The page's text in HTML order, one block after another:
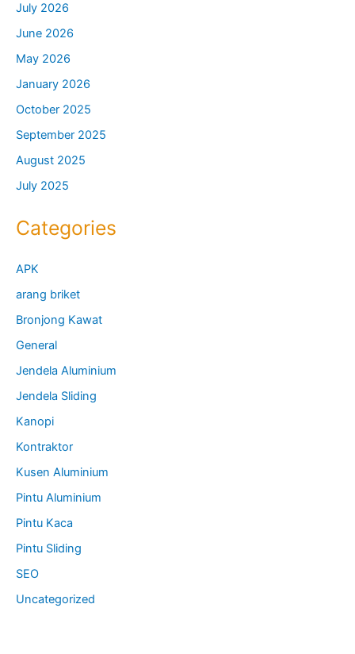
July 2026
June 2026
May 2026
January 2026
October 2025
September 2025
August 2025
July 2025
Categories
APK
arang briket
Bronjong Kawat
General
Jendela Aluminium
Jendela Sliding
Kanopi
Kontraktor
Kusen Aluminium
Pintu Aluminium
Pintu Kaca
Pintu Sliding
SEO
Uncategorized